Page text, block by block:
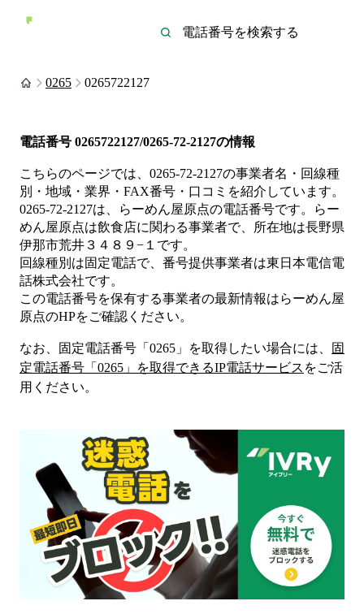
0265 0265722127
電話番号 0265722127/0265-72-2127の情報
こちらのページでは、 0265-72-2127の事業者名・回線種
別・地域・業界・FAX番号・口コミを紹介しています。
0265-72-2127は、 らーめん屋原点の電話番号です。
らー
めん屋原点は飲食店に関わる事業者で、所在地は長野県
伊那市荒井３４８９−１ です。
回線種別は固定電話で、番号提供事業者は東日本電信電
話株式会社です。
この電話番号を保有する事業者の最新情報はらーめん屋
原点のHPをご確認ください。
なお、固定電話番号「 0265 」を取得したい場合には、
固
定電話番号「 0265 」を取得できるIP電話サービス をご活
用ください。